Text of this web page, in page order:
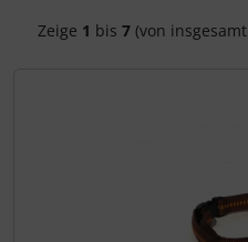
Zeige 1 bis 7(von insgesamt